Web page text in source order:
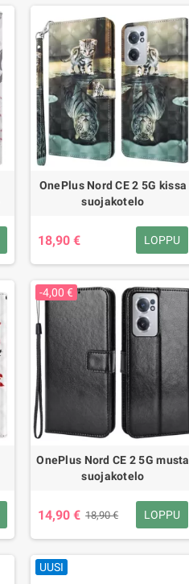
OnePlus Nord CE 2 5G kissa
suojakotelo
18,90 € LOPPU
-4,00 €
OnePlus Nord CE 2 5G musta
suojakotelo
14,90 € 18,90 € LOPPU
UUSI